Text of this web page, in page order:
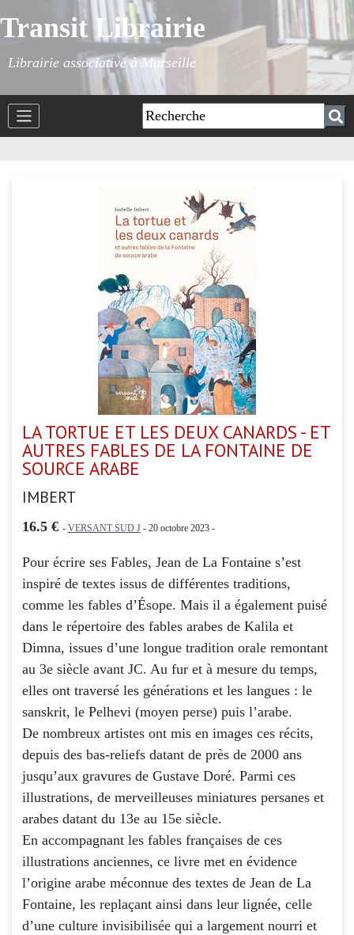
Transit Librairie
Librairie associative à Marseille
LA TORTUE ET LES DEUX CANARDS - ET
AUTRES FABLES DE LA FONTAINE DE
SOURCE ARABE
IMBERT
16.5 € - VERSANT SUD J- 20 octobre 2023 -
Pour écrire ses Fables, Jean de La Fontaine s’est
inspiré de textes issus de différentes traditions,
comme les fables d’Ésope. Mais il a également puisé
dans le répertoire des fables arabes de Kalila et
Dimna, issues d’une longue tradition orale remontant
au 3e siècle avant JC. Au fur et à mesure du temps,
elles ont traversé les générations et les langues : le
sanskrit, le Pelhevi (moyen perse) puis l’arabe.
De nombreux artistes ont mis en images ces récits,
depuis des bas-reliefs datant de près de 2000 ans
jusqu’aux gravures de Gustave Doré. Parmi ces
illustrations, de merveilleuses miniatures persanes et
arabes datant du 13e au 15e siècle.
En accompagnant les fables françaises de ces
illustrations anciennes, ce livre met en évidence
l’origine arabe méconnue des textes de Jean de La
Fontaine, les replaçant ainsi dans leur lignée, celle
d’une culture invisibilisée qui a largement nourri et